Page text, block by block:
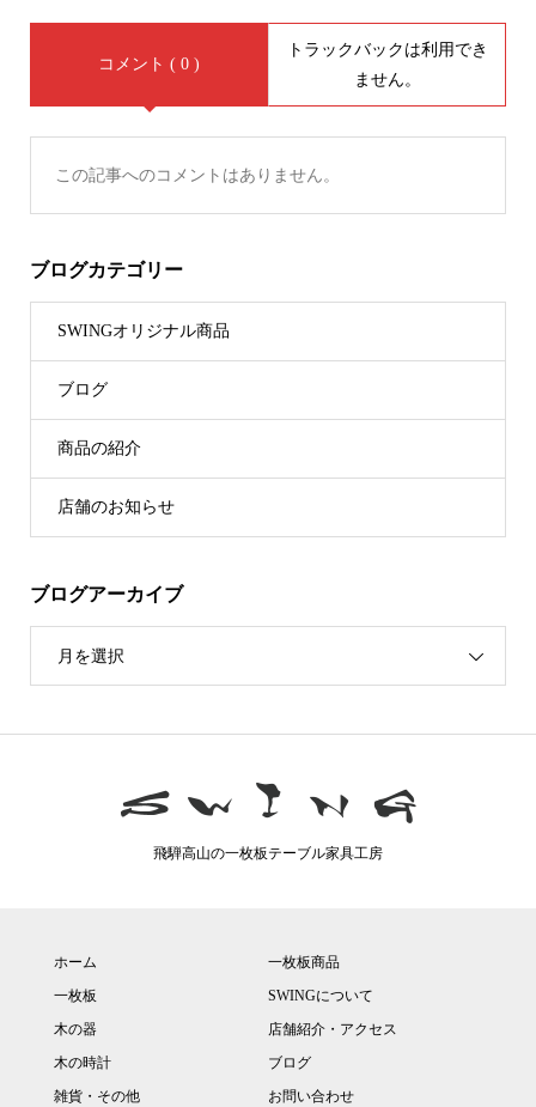
コメント ( 0 )
トラックバックは利用でき
ません。
この記事へのコメントはありません。
ブログカテゴリー
SWINGオリジナル商品
ブログ
商品の紹介
店舗のお知らせ
ブログアーカイブ
月を選択
飛騨高山の一枚板テーブル家具工房
ホーム
一枚板
木の器
木の時計
雑貨・その他
一枚板商品
SWINGについて
店舗紹介・アクセス
ブログ
お問い合わせ